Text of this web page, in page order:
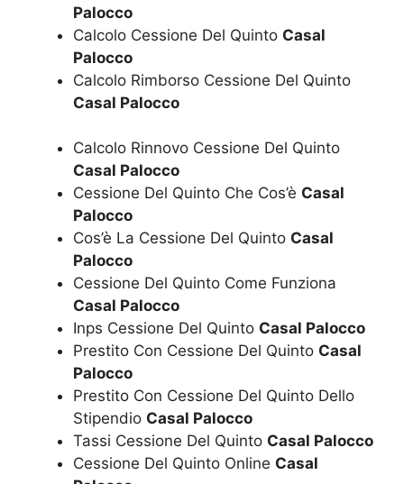
Palocco
Calcolo Cessione Del Quinto Casal
Palocco
Calcolo Rimborso Cessione Del Quinto
Casal Palocco
Calcolo Rinnovo Cessione Del Quinto
Casal Palocco
Cessione Del Quinto Che Cos’è Casal
Palocco
Cos’è La Cessione Del Quinto Casal
Palocco
Cessione Del Quinto Come Funziona
Casal Palocco
Inps Cessione Del Quinto Casal Palocco
Prestito Con Cessione Del Quinto Casal
Palocco
Prestito Con Cessione Del Quinto Dello
Stipendio Casal Palocco
Tassi Cessione Del Quinto Casal Palocco
Cessione Del Quinto Online Casal